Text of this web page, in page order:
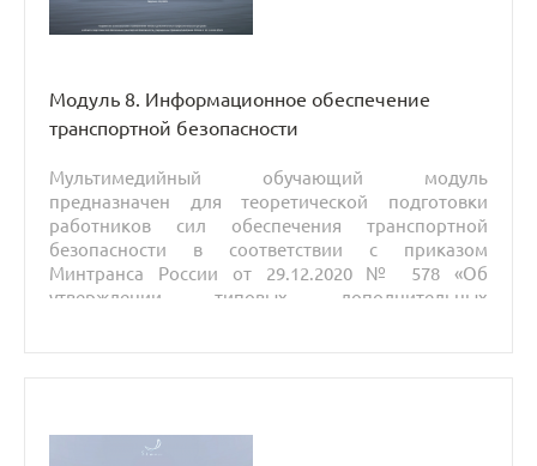
Модуль 8. Информационное обеспечение
транспортной безопасности
Мультимедийный обучающий модуль
предназначен для теоретической подготовки
работников сил обеспечения транспортной
безопасности в соответствии с приказом
Минтранса России от 29.12.2020 № 578 «Об
утверждении типовых дополнительных